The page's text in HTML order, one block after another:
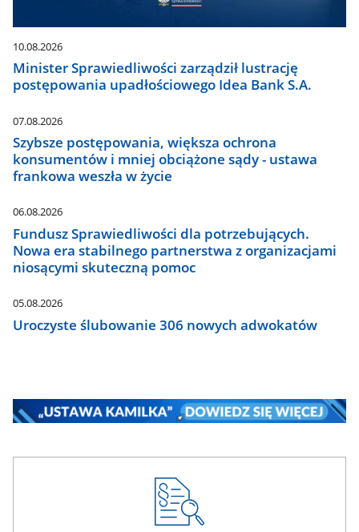
10.08.2026
Minister Sprawiedliwości zarządził lustrację
postępowania upadłościowego Idea Bank S.A.
07.08.2026
Szybsze postępowania, większa ochrona
konsumentów i mniej obciążone sądy - ustawa
frankowa weszła w życie
06.08.2026
Fundusz Sprawiedliwości dla potrzebujących.
Nowa era stabilnego partnerstwa z organizacjami
niosącymi skuteczną pomoc
05.08.2026
Uroczyste ślubowanie 306 nowych adwokatów